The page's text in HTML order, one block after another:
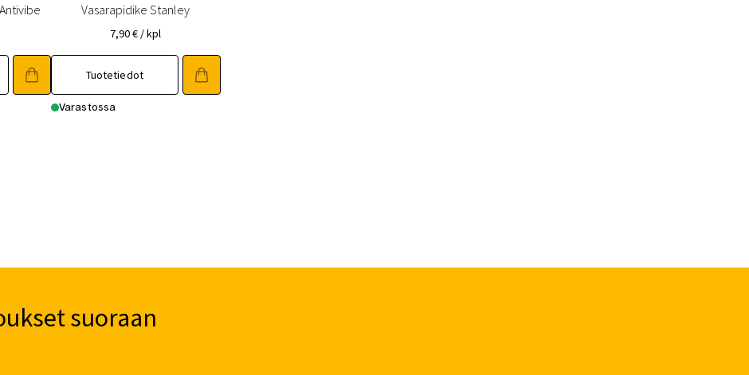
Vasarapidike Stanley
7,90€ / kpl
Tuotetiedot
Varastossa
suoraan